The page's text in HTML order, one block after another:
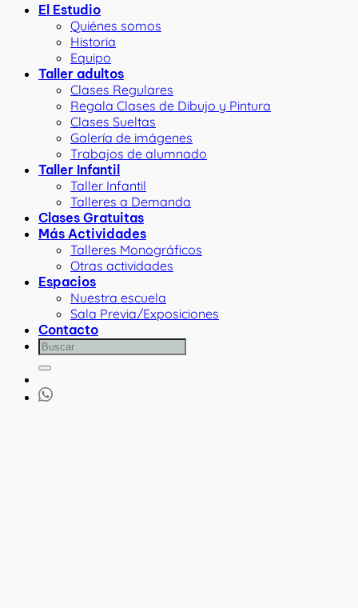
El Estudio
Quiénes somos
Historia
Equipo
Taller adultos
Clases Regulares
Regala Clases de Dibujo y Pintura
Clases Sueltas
Galería de imágenes
Trabajos de alumnado
Taller Infantil
Taller Infantil
Talleres a Demanda
Clases Gratuitas
Más Actividades
Talleres Monográficos
Otras actividades
Espacios
Nuestra escuela
Sala Previa/Exposiciones
Contacto